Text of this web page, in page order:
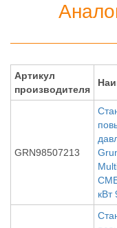
Артикул
производителя
GRN98507213
кВт